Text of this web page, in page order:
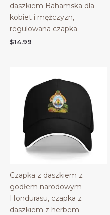
daszkiem Bahamska dla
kobiet i mężczyzn,
regulowana czapka
$14.99
Czapka z daszkiem z
godłem narodowym
Hondurasu, czapka z
daszkiem z herbem